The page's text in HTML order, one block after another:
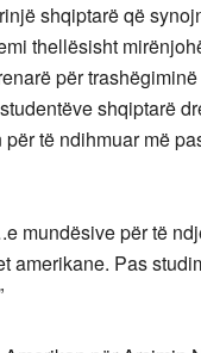
shqiptarë që
thellësisht
për
shqiptarë
të ndihmuar më
mundësive për të
amerikane. Pas